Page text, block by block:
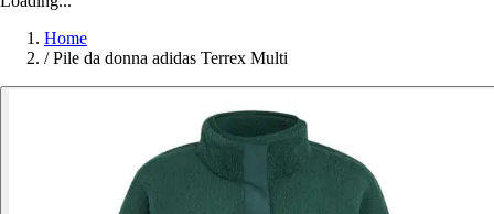
Home
/ Pile da donna adidas Terrex Multi